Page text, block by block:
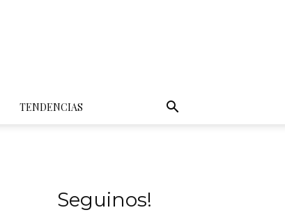
TENDENCIAS
Seguinos!